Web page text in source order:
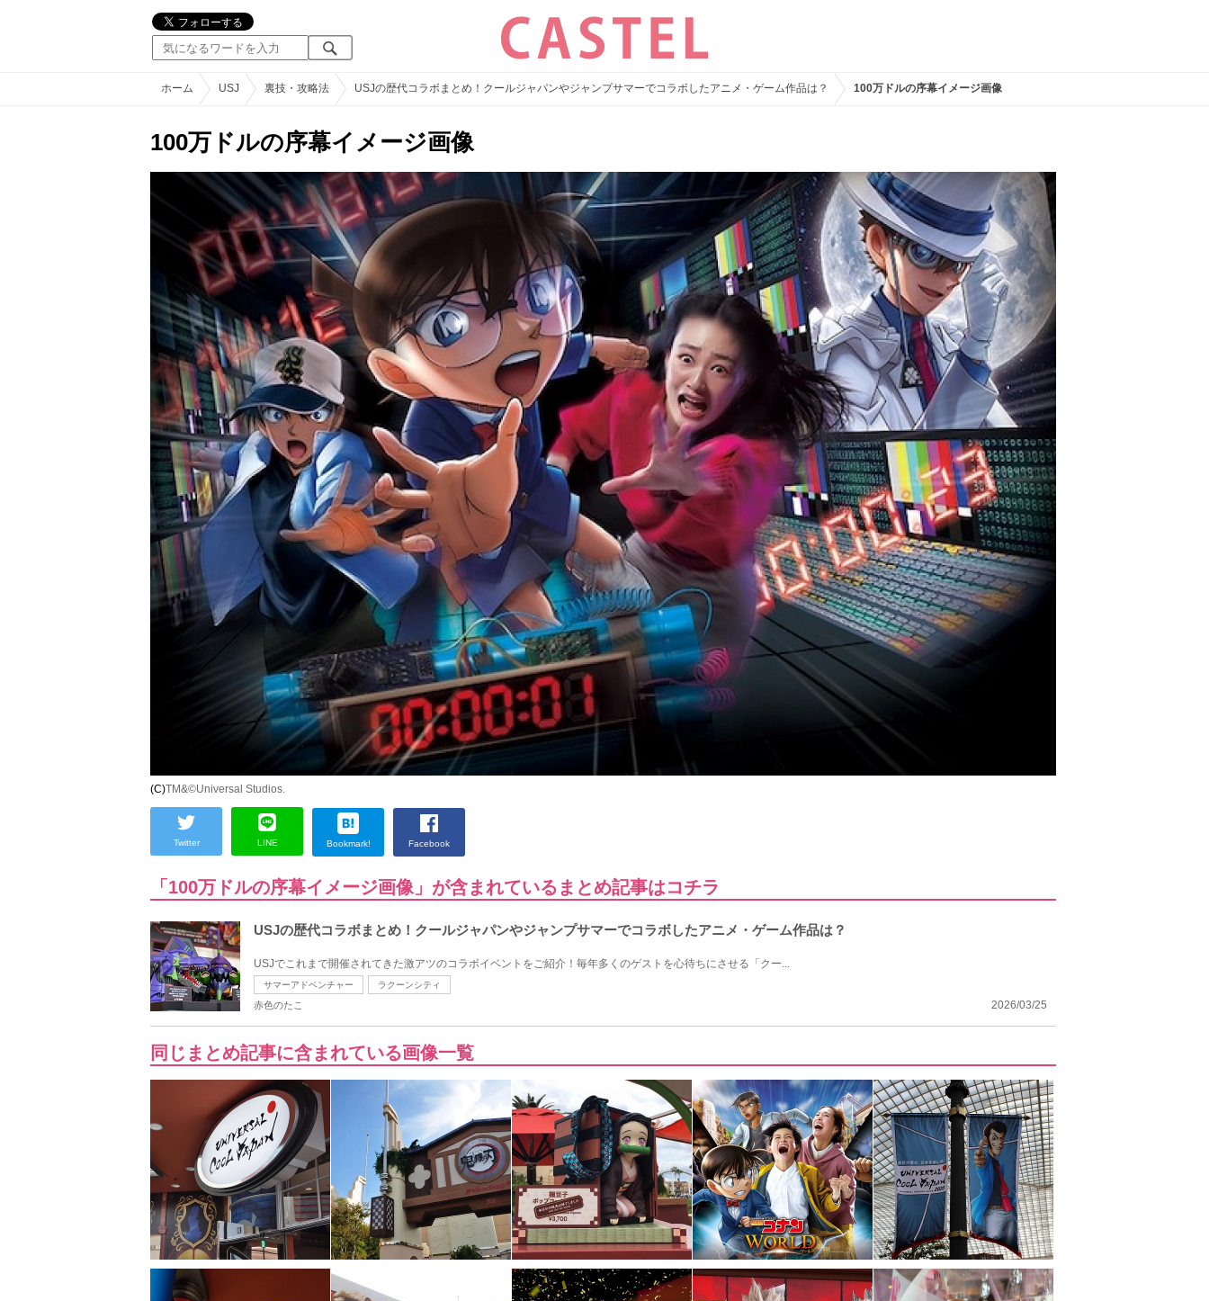
ホーム USJ 裏技・攻略法 USJの歴代コラボまとめ！クールジャパンやジャンプサマーでコラボしたアニメ・ゲーム作品は？ 100万ドルの序幕イメージ画像
100万ドルの序幕イメージ画像
(C)TM&©Universal Studios.
Twitter LINE Bookmark! Facebook
「100万ドルの序幕イメージ画像」が含まれているまとめ記事はコチラ
USJの歴代コラボまとめ！クールジャパンやジャンプサマーでコラボしたアニメ・ゲーム作品は？
USJでこれまで開催されてきた激アツのコラボイベントをご紹介！毎年多くのゲストを心待ちにさせる「クー...
サマーアドベンチャー ラクーンシティ
2026/03/25
赤色のたこ
同じまとめ記事に含まれている画像一覧